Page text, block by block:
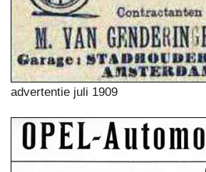
advertentie juli 1909